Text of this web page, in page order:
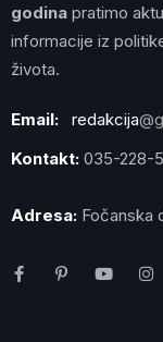
godina pratimo
informacije iz
života.
Email: redakcija
Kontakt: 035-228-
Adresa: Fočanska